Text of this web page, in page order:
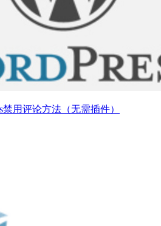
禁用评论方法（无需插件）